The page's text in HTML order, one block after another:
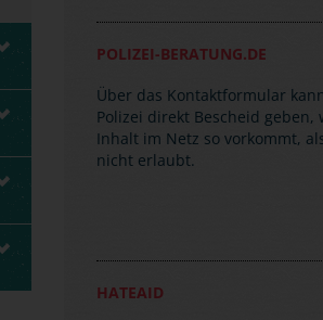
POLIZEI-BERATUNG.DE
Über das Kontaktformular
Polizei direkt Bescheid geben,
Inhalt im Netz so vorkommt,
nicht erlaubt.
HATEAID